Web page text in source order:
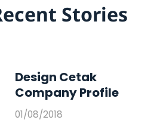
Stories
Design Cetak
Company Profile
01/08/2018